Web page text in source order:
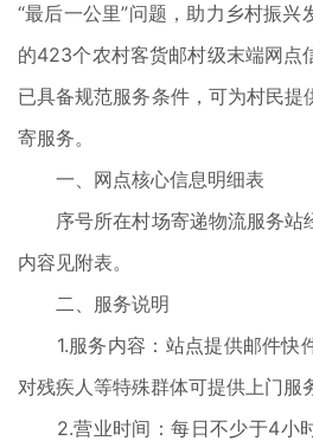
“最后一公里”问题，助力乡村振
的423个农村客货邮村级末端网点
已具备规范服务条件，可为村民提
寄服务。
一、网点核心信息明细表
序号所在村场寄递物流服务站
内容见附表。
二、服务说明
1.服务内容：站点提供邮件快
对残疾人等特殊群体可提供上门服
2.营业时间：每日不少于4小